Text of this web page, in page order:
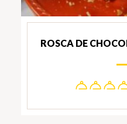
ROSCA DE